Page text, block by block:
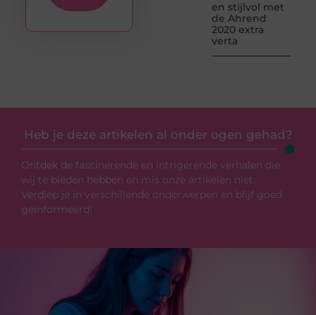
en stijlvol met
de Ahrend
2020 extra
verta
Heb je deze artikelen al onder ogen gehad?
Ontdek de fascinerende en intrigerende verhalen die
wij te bieden hebben en mis onze artikelen niet.
Verdiep je in verschillende onderwerpen en blijf goed
geïnformeerd!